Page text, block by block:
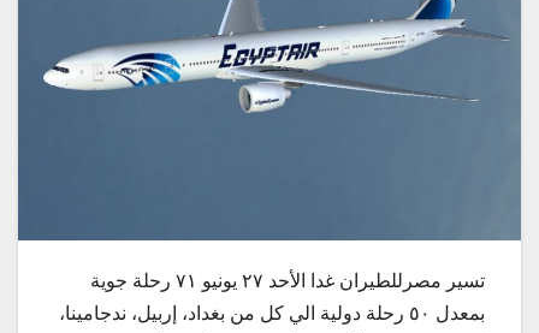
تسير مصرللطيران غدا الأحد ٢٧ يونيو ٧١ رحلة جوية
بمعدل ٥٠ رحلة دولية الي كل من بغداد، إربيل، ندجامينا،